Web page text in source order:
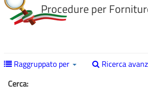
Procedure per
Raggruppato per
Ricerca
Cerca: